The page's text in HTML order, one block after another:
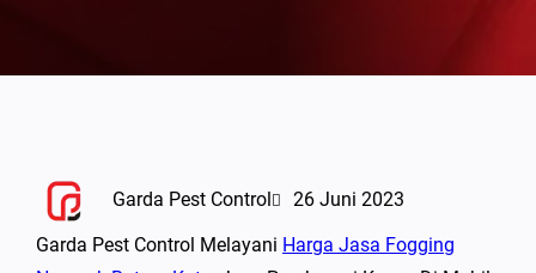
Garda Pest Control
26 Juni 2023
Garda Pest Control Melayani Harga Jasa Fogging